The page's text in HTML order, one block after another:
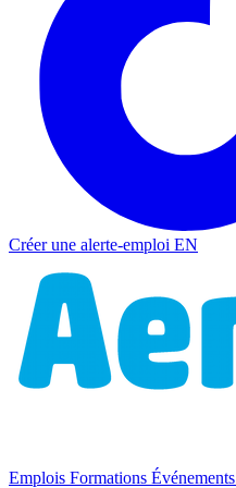
Créer une alerte-emploi EN
Emplois Formations Événements